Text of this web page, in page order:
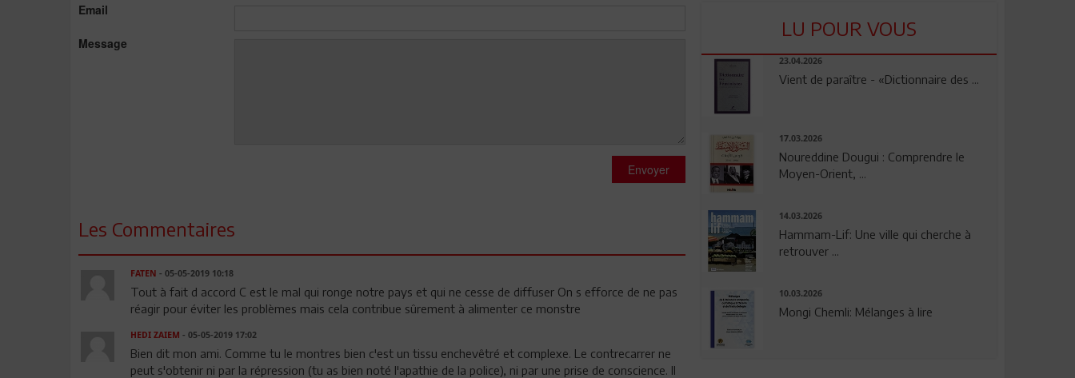
Email
Message
Envoyer
Les Commentaires
FATEN - 05-05-2019 10:18
Tout à fait d accord C est le mal qui ronge notre pays et qui ne cesse de diffuser On s efforce de ne pas
réagir pour éviter les problèmes mais cela contribue sûrement à alimenter ce monstre
HEDI ZAIEM - 05-05-2019 17:02
Bien dit mon ami. Comme tu le montres bien c'est un tissu enchevêtré et complexe. Le contrecarrer ne
peut s'obtenir ni par la répression (tu as bien noté l'apathie de la police), ni par une prise de conscience. Il
LU POUR VOUS
23.04.2026
Vient de paraître - «Dictionnaire des ...
17.03.2026
Noureddine Dougui : Comprendre le
Moyen-Orient, ...
14.03.2026
Hammam-Lif: Une ville qui cherche à
retrouver ...
10.03.2026
Mongi Chemli: Mélanges à lire